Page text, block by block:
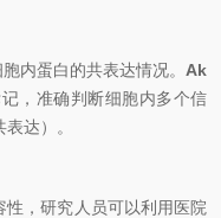
内蛋白的共表达情况。 Ak
，准确判断细胞内多个信
达）。
，研究人员可以利用医院